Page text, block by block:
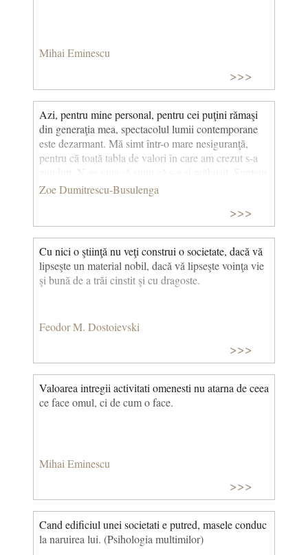
Mihai Eminescu
>>>
Azi, pentru mine personal, pentru cei puţini rămaşi
din generaţia mea, spectacolul lumii contemporane
este dezarmant. Mă simt într-o mare nesiguranţă,
pentru că toată tabla de valori în care am crezut s-a
zguduit. N-aş vrea să spun că s-a şi prăbuşit. Suntem
însă neliniştiţi, puţin nedumeriţi, suntem şi trişti; ceea
ce se petrece pe planetă nu-ţi dă senzaţia unei liniştiri
iminente. Ce se întâmplă acum seamănă cu perioada
prăbuşirii Imperiului Roman, dar acele zguduiri erau
pseudospiritualitate cu spiritualitatea adevărată. Dar
cine vine la noi astăzi? Ai zice că mai degrabă vine
Antichristul, nu Mântuitorul. Nădăjduiesc ca
Zoe Dumitrescu-Busulenga
>>>
Cu nici o ştiinţă nu veţi construi o societate, dacă vă
lipseşte un material nobil, dacă vă lipseşte voinţa vie
şi bună de a trăi cinstit şi cu dragoste.
Feodor M. Dostoievski
>>>
Valoarea intregii activitati omenesti nu atarna de ceea
ce face omul, ci de cum o face.
Mihai Eminescu
>>>
Cand edificiul unei societati e putred, masele conduc
la naruirea lui. (Psihologia multimilor)